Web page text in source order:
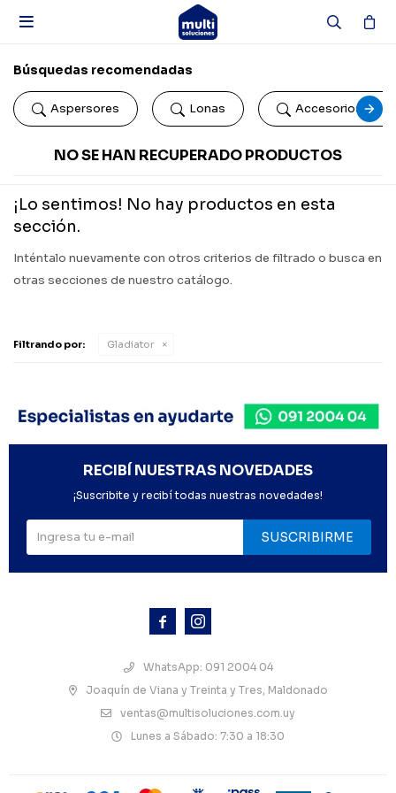

Búsquedas recomendadas
Aspersores Lonas Accesorios de
NO SE HAN RECUPERADO PRODUCTOS
¡Lo sentimos! No hay productos en esta
sección.
Inténtalo nuevamente con otros criterios de filtrado o busca en
otras secciones de nuestro catálogo.
Filtrando por: Gladiator
 
WhatsApp: 091 2004 04
Joaquín de Viana y Treinta y Tres, Maldonado
ventas@multisoluciones.com.uy
Lunes a Sábado: 7:30 a 18:30
RECIBÍ NUESTRAS NOVEDADES
¡Suscribite y recibí todas nuestras novedades!
SUSCRIBIRME